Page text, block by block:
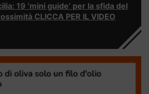
19 ‘mini guide’ per la sfida del
CLICCA PER IL VIDEO